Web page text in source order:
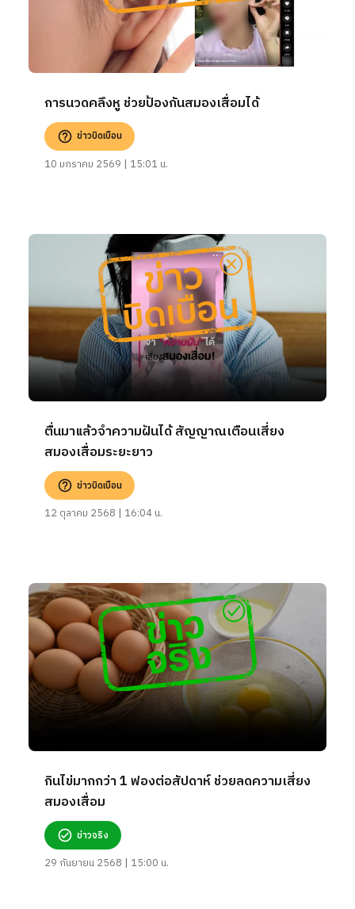
การนวดคลึงหู ช่วยป้องกันสมองเสื่อมได้
ข่าวบิดเบือน
10 มกราคม 2569 | 15:01 น.
ตื่นมาแล้วจำความฝันได้ สัญญาณเตือนเสี่ยง
สมองเสื่อมระยะยาว
ข่าวบิดเบือน
12 ตุลาคม 2568 | 16:04 น.
กินไข่มากกว่า 1 ฟองต่อสัปดาห์ ช่วยลดความเสี่ยง
สมองเสื่อม
ข่าวจริง
29 กันยายน 2568 | 15:00 น.